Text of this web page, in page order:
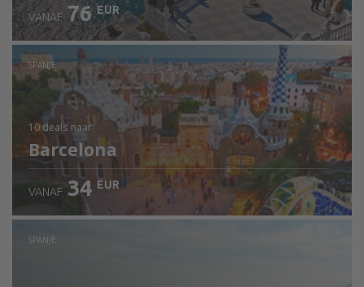
VANAF 76 EUR
SPANJE
10 deals naar
Barcelona
VANAF 34 EUR
SPANJE